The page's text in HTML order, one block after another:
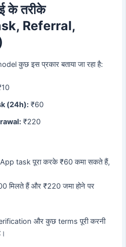
के तरीके
Referral,
कुछ इस प्रकार बताया जा रहा है:
(24h): ₹60
₹220
task पूरा करके ₹60 कमा सकते हैं,
मिलते हैं और ₹220 जमा होने पर
और कुछ terms पूरी करनी